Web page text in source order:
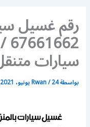
رقم غسيل
سيارات
بواسطة Rwan/24 يونيو، 2021